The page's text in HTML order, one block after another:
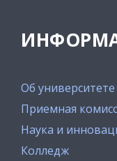
Об университете
Приемная
Наука и
Колледж